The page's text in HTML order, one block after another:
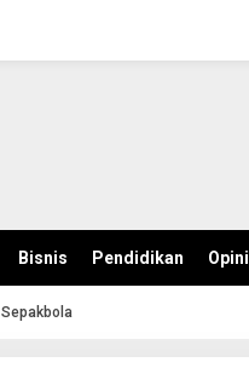
Bisnis Pendidikan Opini
Sepakbola